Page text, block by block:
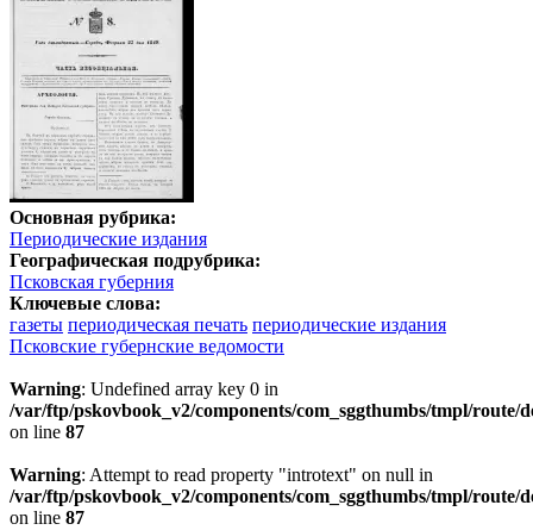
Основная рубрика:
Периодические издания
Географическая подрубрика:
Псковская губерния
Ключевые слова:
газеты периодическая печать периодические издания
Псковские губернские ведомости
Warning: Undefined array key 0 in
/var/ftp/pskovbook_v2/components/com_sggthumbs/tmpl/route/
on line 87
Warning: Attempt to read property "introtext" on null in
/var/ftp/pskovbook_v2/components/com_sggthumbs/tmpl/route/
on line 87